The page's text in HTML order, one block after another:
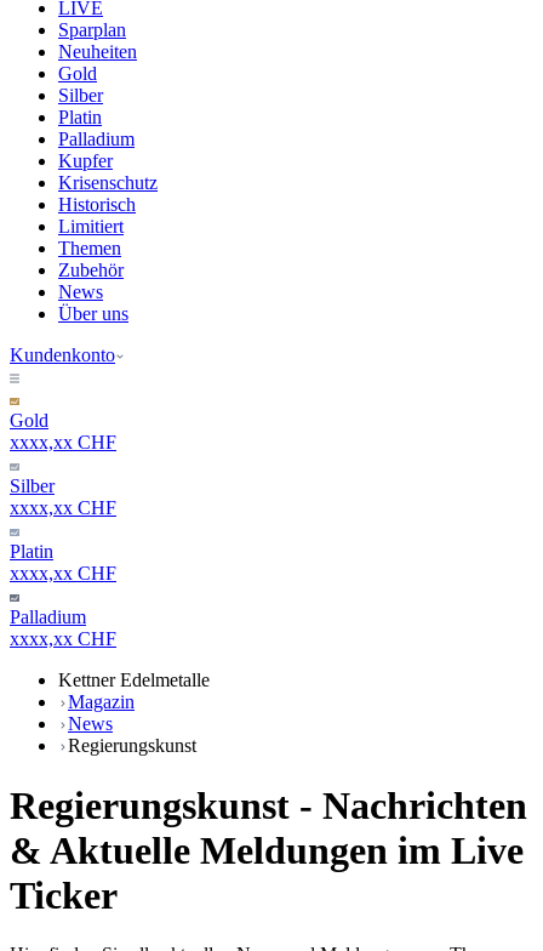
LIVE
Sparplan
Neuheiten
Gold
Silber
Platin
Palladium
Kupfer
Krisenschutz
Historisch
Limitiert
Themen
Zubehör
News
Über uns
Kundenkonto
Gold
xxxx,xx CHF
Silber
xxxx,xx CHF
Platin
xxxx,xx CHF
Palladium
xxxx,xx CHF
Kettner Edelmetalle
Magazin
News
Regierungskunst
Regierungskunst - Nachrichten
& Aktuelle Meldungen im Live
Ticker